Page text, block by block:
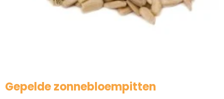
Gepelde zonnebloempitten